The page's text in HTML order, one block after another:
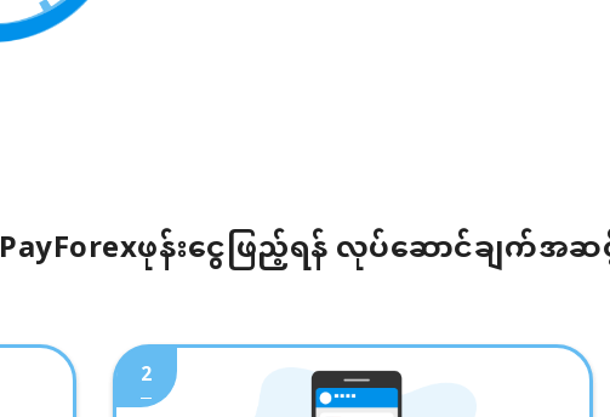
PayForexဖုန်းငွေဖြည့်ရန် လုပ်ဆောင်ချက်
2